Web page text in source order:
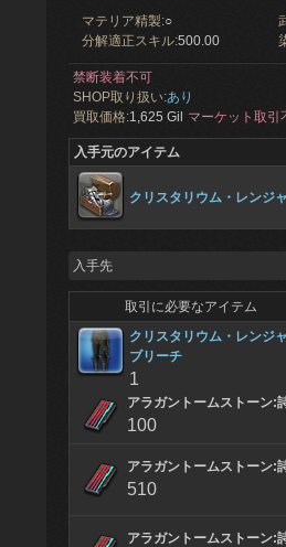
マテリア精製:○
分解適正スキル:500.00
禁断装着不可
SHOP取り扱い:あり
買取価格:1,625 Gil マーケット取引
入手元のアイテム
クリスタリウム・レンジ
入手先
取引に必要なアイテム
クリスタリウム・レンジ
ブリーチ
1
アラガントームストーン:
100
アラガントームストーン:
510
アラガントームストーン: